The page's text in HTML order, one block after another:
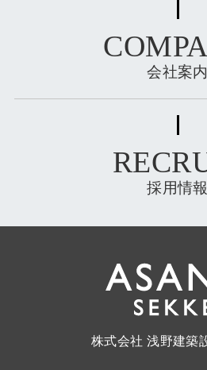
会社案内
採用情報
株式会社 浅野建築